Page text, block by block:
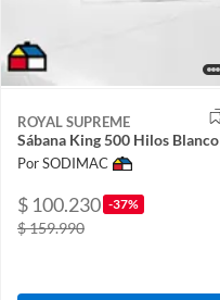
ROYAL SUPREME
Sábana King 500 Hilos Blanco
Por SODIMAC
$ 100.230 -37%
$ 159.990